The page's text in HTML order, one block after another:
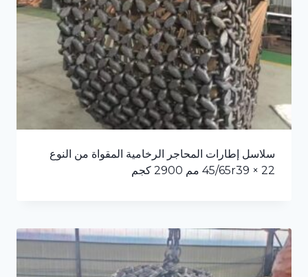
سلاسل إطارات المحاجر الرخامية المقواة من النوع
45/65r39 × 22 مم 2900 كجم